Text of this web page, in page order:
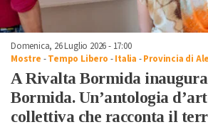
Domenica, 26 Luglio 2026 - 17:00
Mostre -Tempo Libero -Italia -Provincia di
A Rivalta Bormida
Bormida. Un’antologia
collettiva che racconta il